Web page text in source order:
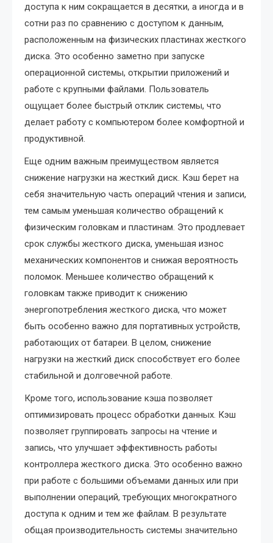
доступа к ним сокращается в десятки, а иногда и в
сотни раз по сравнению с доступом к данным,
расположенным на физических пластинах жесткого
диска. Это особенно заметно при запуске
операционной системы, открытии приложений и
работе с крупными файлами. Пользователь
ощущает более быстрый отклик системы, что
делает работу с компьютером более комфортной и
продуктивной.
Еще одним важным преимуществом является
снижение нагрузки на жесткий диск. Кэш берет на
себя значительную часть операций чтения и записи,
тем самым уменьшая количество обращений к
физическим головкам и пластинам. Это продлевает
срок службы жесткого диска, уменьшая износ
механических компонентов и снижая вероятность
поломок. Меньшее количество обращений к
головкам также приводит к снижению
энергопотребления жесткого диска, что может
быть особенно важно для портативных устройств,
работающих от батареи. В целом, снижение
нагрузки на жесткий диск способствует его более
стабильной и долговечной работе.
Кроме того, использование кэша позволяет
оптимизировать процесс обработки данных. Кэш
позволяет группировать запросы на чтение и
запись, что улучшает эффективность работы
контроллера жесткого диска. Это особенно важно
при работе с большими объемами данных или при
выполнении операций, требующих многократного
доступа к одним и тем же файлам. В результате
общая производительность системы значительно